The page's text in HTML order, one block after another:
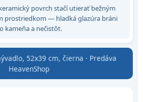
povrch stačí utierať bežným
prostriedkom — hladká glazúra bráni
kameňa a nečistôt.
52x39 cm, čierna · Predáva
HeavenShop